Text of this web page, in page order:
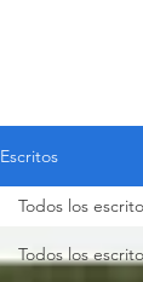
Escritos
Todos los
Todos los